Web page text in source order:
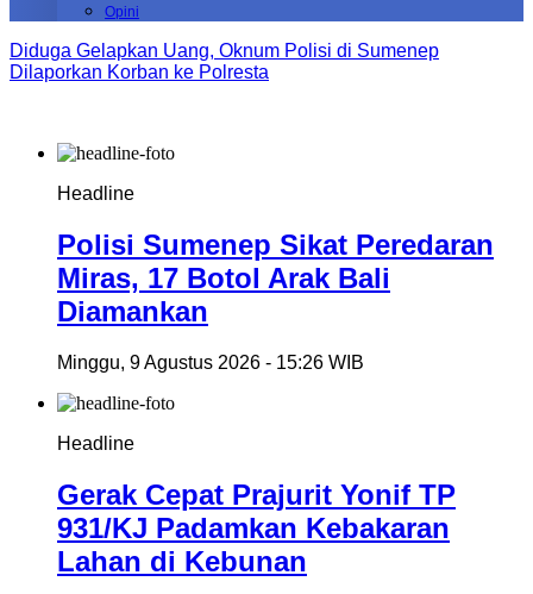
Opini
Diduga Gelapkan Uang, Oknum Polisi di Sumenep
Dilaporkan Korban ke Polresta
Headline
Polisi Sumenep Sikat Peredaran
Miras, 17 Botol Arak Bali
Diamankan
Minggu, 9 Agustus 2026 - 15:26 WIB
Headline
Gerak Cepat Prajurit Yonif TP
931/KJ Padamkan Kebakaran
Lahan di Kebunan